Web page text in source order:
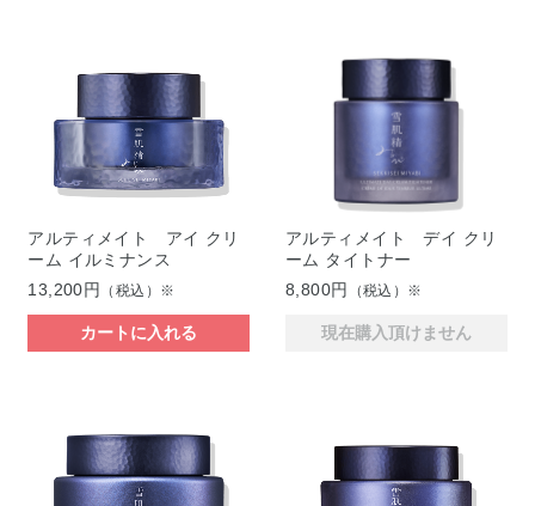
アルティメイト アイ クリ
ーム イルミナンス
13,200円
（税込）※
カートに入れる
アルティメイト デイ クリ
ーム タイトナー
8,800円
（税込）※
現在購入頂けません